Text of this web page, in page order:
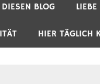
BLOG LIEBE
HIER TÄGLICH